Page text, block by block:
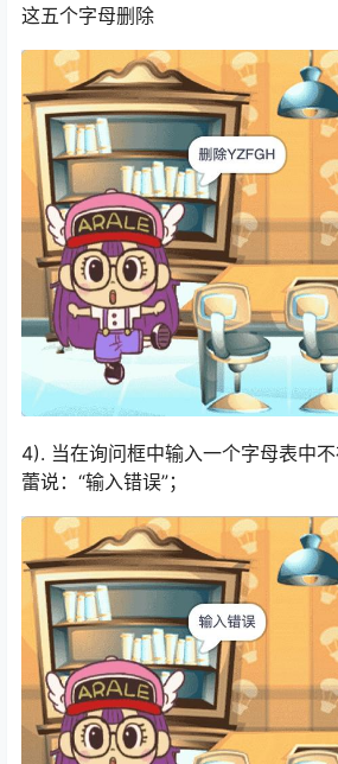
这五个字母删除
4). 当在询问框中输入一个字母表中
蕾说：“输入错误”；